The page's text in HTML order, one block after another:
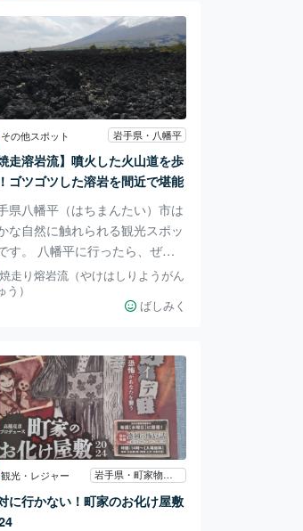
その他スポット 岩手県・八幡平
焼走溶岩流】噴火した火山道を歩
ゴツゴツした溶岩を間近で堪能
県八幡平（はちまんたい）市は
な自然に触れられる観光スポッ
す。 八幡平に行ったら、ぜひ
寄ってみて欲しいおすすめの名
こちら。 焼走（やけはしり）
岩流（ようがんりゅう） ちょっ
で流出した溶岩流が冷えて固ま
迫力のある光景が楽しめます。
い地形で、国の特別天然記念物
指定されている名所ですよ。
ゴツとした黒い岩石が全て溶岩
。 長い年月をかけて、自然が
なす地球の息吹を感じますね。
にも渡って遊歩道が整備されて
す。 なか
焼走り熔岩流（やけはしりようがん
う）
ばしみく
観光・レジャー 岩手県・町家物語館
に行かない！町家のお化け屋敷